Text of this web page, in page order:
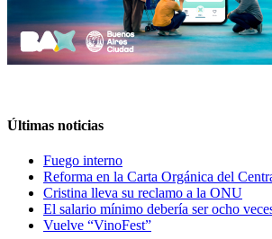
Últimas noticias
Fuego interno
Reforma en la Carta Orgánica del
Cristina lleva su reclamo a la ONU
El salario mínimo debería ser ocho
Vuelve “VinoFest”